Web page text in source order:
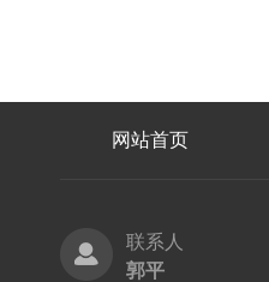
网站首页
联系人
郭平